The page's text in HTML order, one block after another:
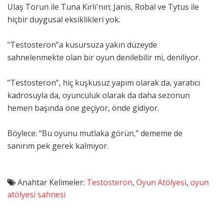
Ulaş Torun ile Tuna Kırlı'nın; Janis, Robal ve Tytus ile
hiçbir duygusal eksiklikleri yok.
"Testosteron”a kusursuza yakın düzeyde
sahnelenmekte olan bir oyun denilebilir mi, deniliyor.
"Testosteron”, hiç kuşkusuz yapım olarak da, yaratıcı
kadrosuyla da, oyunculuk olarak da daha sezonun
hemen başında öne geçiyor, önde gidiyor.
Böylece: “Bu oyunu mutlaka görün,” dememe de
sanırım pek gerek kalmıyor.
Anahtar Kelimeler: Testosteron, Oyun Atölyesi, oyun
atölyesi sahnesi